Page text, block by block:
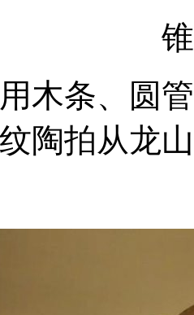
木条、圆
陶拍从龙